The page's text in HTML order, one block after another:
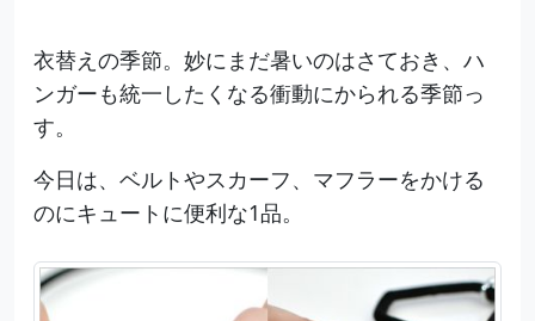
衣替えの季節。妙にまだ暑いのはさておき、ハ
ンガーも統一したくなる衝動にかられる季節っ
す。
今日は、ベルトやスカーフ、マフラーをかける
のにキュートに便利な1品。